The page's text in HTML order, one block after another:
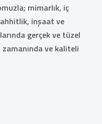
mimarlık, iç
inşaat ve
gerçek ve tüzel
ve kaliteli